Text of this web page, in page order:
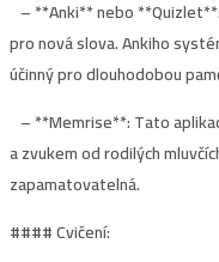
– **Anki** nebo
pro nová slova. Ankiho
účinný pro dlouhodobou
– **Memrise**: Tato
a zvukem od rodilých
zapamatovatelná.
####Cvičení: